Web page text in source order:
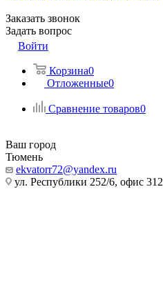
Заказать звонок
Задать вопрос
Войти
Корзина0
Отложенные0
Сравнение товаров0
Ваш город
Тюмень
ekvatorr72@yandex.ru
ул. Республики 252/6, офис 312